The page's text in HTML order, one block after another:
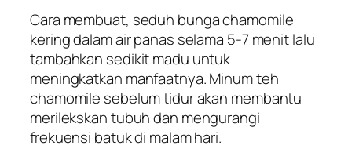
Cara membuat, seduh bunga chamomile
kering dalam air panas selama 5-7 menit lalu
tambahkan sedikit madu untuk
meningkatkan manfaatnya. Minum teh
chamomile sebelum tidur akan membantu
merilekskan tubuh dan mengurangi
frekuensi batuk di malam hari.